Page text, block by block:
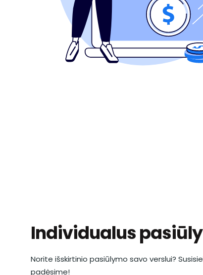
Individualus
Norite išskirtinio pasiūlymo savo verslui?
padėsime!